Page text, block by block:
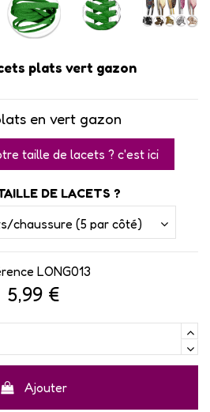
plats vert gazon
en vert gazon
taille de lacets ? c'est ici
DE LACETS ?
LONG013
5,99 €
Ajouter